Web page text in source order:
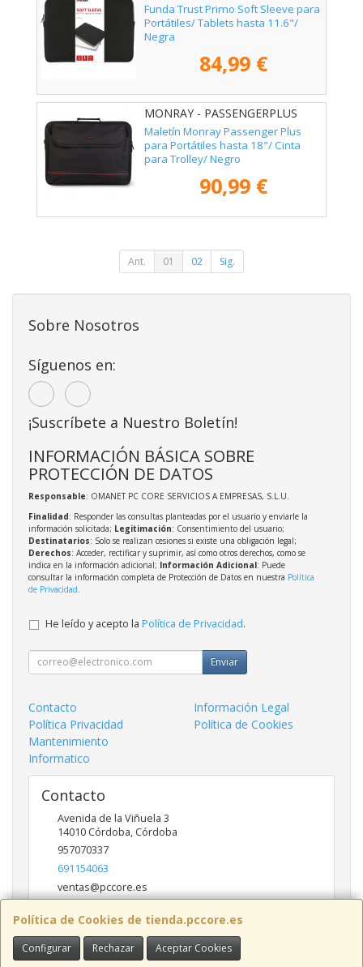
Funda Trust Primo Soft Sleeve para
Portátiles/ Tablets hasta 11.6"/
Negra
84,99 €
MONRAY - PASSENGERPLUS
Maletín Monray Passenger Plus
para Portátiles hasta 18"/ Cinta
para Trolley/ Negro
90,99 €
Ant. 01 02 Sig.
Política de Cookies de tienda.pccore.es
Configurar Rechazar Aceptar Cookies
Sobre Nosotros
Síguenos en:
¡Suscríbete a Nuestro Boletín!
INFORMACIÓN BÁSICA SOBRE
PROTECCIÓN DE DATOS
Responsable: OMANET PC CORE SERVICIOS A EMPRESAS, S.L.U.
Finalidad: Responder las consultas planteadas por el usuario y enviarle la
información solicitada; Legitimación: Consentimiento del usuario;
Destinatarios: Solo se realizan cesiones si existe una obligación legal;
Derechos: Acceder, rectificar y suprimir, así como otros derechos, como se
indica en la información adicional; Información Adicional: Puede
consultar la información completa de Protección de Datos en nuestra Política
de Privacidad
He leído y acepto la Política de Privacidad.
Enviar
Contacto
Información Legal
Política Privacidad
Política de Cookies
Mantenimiento
Informatico
Contacto
Avenida de la Viñuela 3
14010 Córdoba, Córdoba
957070337
691154063
ventas@pccore.es
Horario
10-13:30